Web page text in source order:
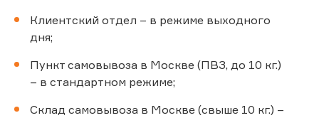
Клиентский отдел – в режиме выходного
дня;
Пункт самовывоза в Москве (ПВЗ, до 10 кг.)
– в стандартном режиме;
Склад самовывоза в Москве (свыше 10 кг.) –